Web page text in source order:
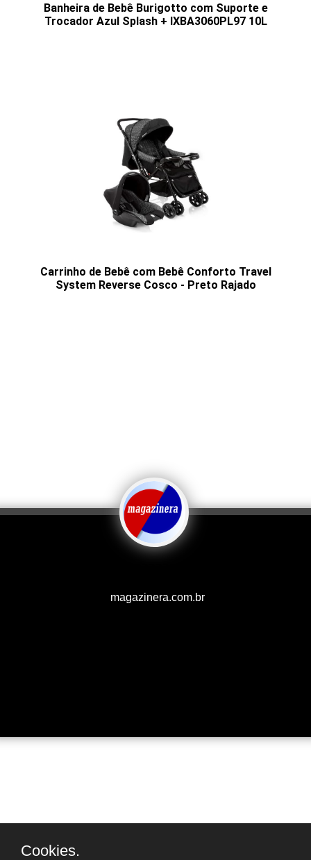
Banheira de Bebê Burigotto com Suporte e
Trocador Azul Splash + IXBA3060PL97 10L
Carrinho de Bebê com Bebê Conforto Travel
System Reverse Cosco - Preto Rajado
magazinera.com.br
Cookies.